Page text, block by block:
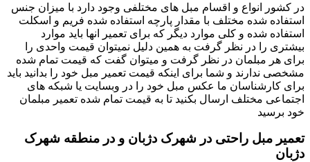
در کشور انواع و اقسام مبل های مختلفی وجود دارد با میزان جنس
استفاده شده مختلف با مقدار پارچه استفاده شده فریم و اسکلت
استفاده شده و کلی موارد دیگر که برای تعمیر انها باید موارد
بیشتری را در نظر گرفت به همین دلیل نمیتوان قیمت واحدی را
برای هر مبلمان در نظر گرفت و میتوان گفت که قیمت تمام شده
مشخصی ندارند و شما برای اینکه قیمت تعمیر مبل خود را بدانید باید
برای کارشناسان ما عکس مبل خود را در وبسایت یا شبکه های
اجتماعی مختلف ارسال بکنید تا به قیمت تمام شده تعمیر مبلمان
خود برسید
تعمیر مبل راحتی در شهرک دژبان و در منطقه شهرک
دژبان